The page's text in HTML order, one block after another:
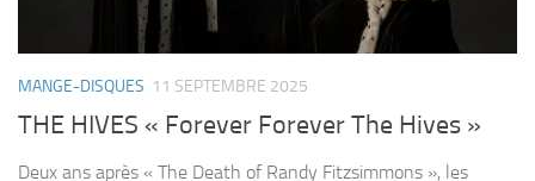
MANGE-DISQUES 11 SEPTEMBRE 2025
THE HIVES « Forever Forever The Hives »
Deux ans après « The Death of Randy Fitzsimmons », les